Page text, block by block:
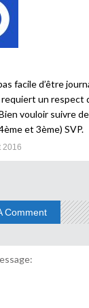
facile d’être
un respect
vouloir suivre
et 3ème) SVP.
2016
Comment